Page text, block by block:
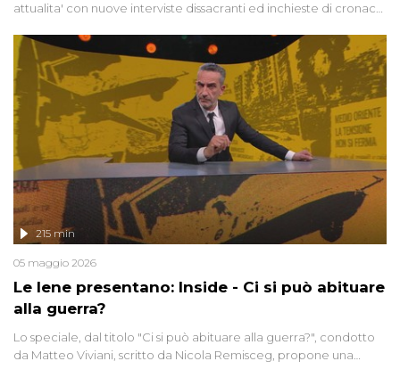
attualita' con nuove interviste dissacranti ed inchieste di cronaca
Le Iene presentano: Inside - Ci si può abituare
alla guerra?
215 min
05 maggio 2026
Lo speciale, dal titolo "Ci si può abituare alla guerra?", condotto
da Matteo Viviani, scritto da Nicola Remisceg, propone una